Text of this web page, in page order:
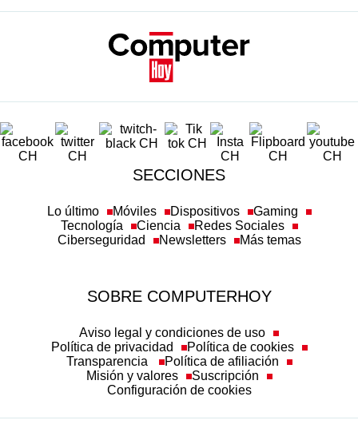
SECCIONES
Lo último Móviles Dispositivos
Gaming
Tecnología
Ciencia
Redes Sociales
Ciberseguridad
Newsletters Más temas
SOBRE COMPUTERHOY
Aviso legal y condiciones de uso
Política de privacidad
Política de cookies
Transparencia
Política de afiliación
Misión y valores
Suscripción
Configuración de cookies